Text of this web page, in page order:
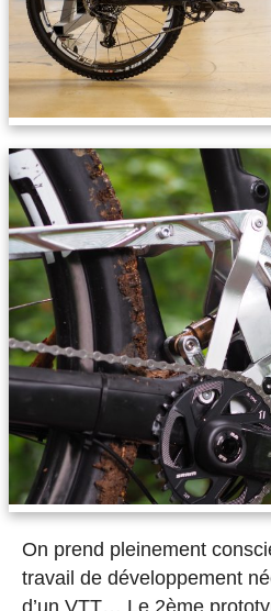
On prend pleinement
travail de développement
d’un VTT… Le 2ème